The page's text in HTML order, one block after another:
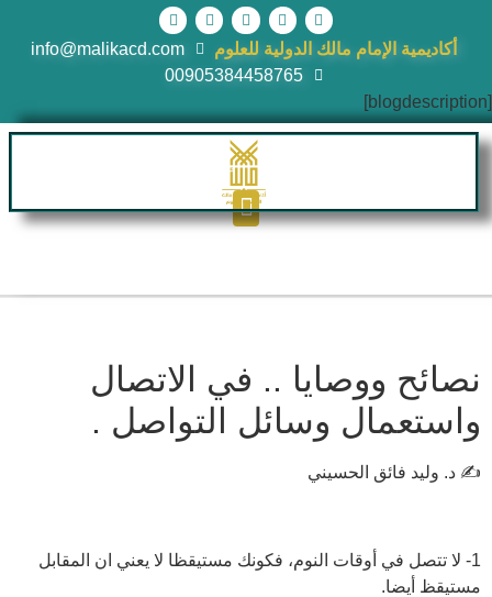
[blogdescription]
أكاديمية الإمام مالك الدولية للعلوم
info@malikacd.com
00905384458765
نصائح ووصايا .. في الاتصال
واستعمال وسائل التواصل .
✍️ د. وليد فائق الحسيني
1- لا تتصل في أوقات النوم، فكونك مستيقظا لا يعني ان المقابل
مستيقظ أيضا.